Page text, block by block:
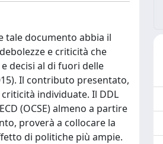
tale documento abbia il
e criticità che
decisi al di fuori delle
Il contributo presentato,
individuate. Il DDL
(OCSE) almeno a partire
proverà a collocare la
di politiche più ampie.